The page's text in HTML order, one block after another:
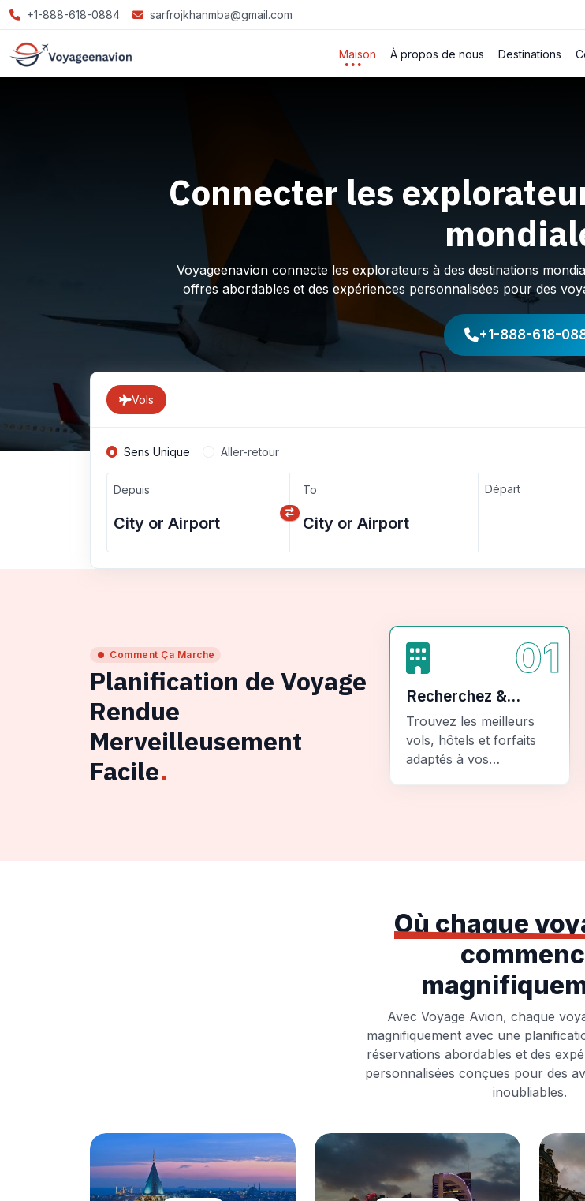
+1-888-618-0884 sarfrojkhanmba@gmail.com
Maison À propos de nous Destinations
Connecter les
Voyageenavion connecte les explorateurs à des destinations
offres abordables et des expériences personnalisées pour des
+1-888-618-
Vols
Sens Unique Aller-retour
Depuis To Départ
Comment Ça Marche
Planification de Voyage
Rendue
Merveilleusement
Facile.
01
Recherchez &
Comparez
Trouvez les meilleurs
vols, hôtels et forfaits
adaptés à vos
Où chaque
Avec Voyage Avion, chaque
magnifiquement avec une
réservations abordables et des
personnalisées conçues pour des
inoubliables.